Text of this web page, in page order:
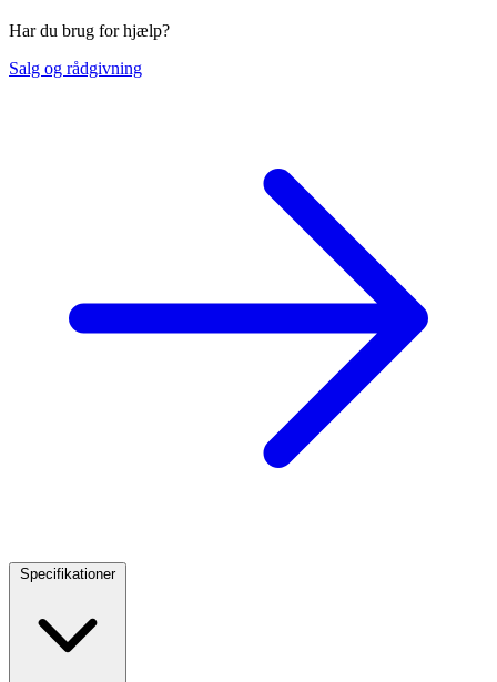
Har du brug for hjælp?
Salg og rådgivning
Specifikationer